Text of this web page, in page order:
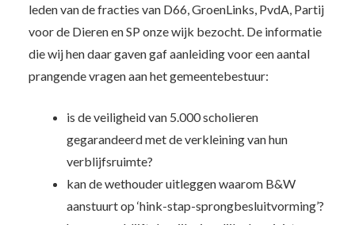
leden van de fracties van D66, GroenLinks, PvdA, Partij
voor de Dieren en SP onze wijk bezocht. De informatie
die wij hen daar gaven gaf aanleiding voor een aantal
prangende vragen aan het gemeentebestuur:
is de veiligheid van 5.000 scholieren
gegarandeerd met de verkleining van hun
verblijfsruimte?
kan de wethouder uitleggen waarom B&W
aanstuurt op ‘hink-stap-sprongbesluitvorming’?